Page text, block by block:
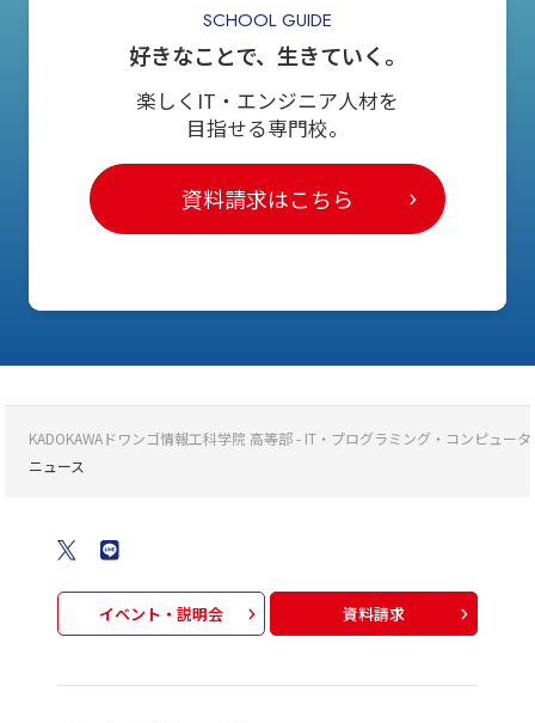
SCHOOL GUIDE
好きなことで、生きていく。
楽しくIT・エンジニア人材を
目指せる専門校。
資料請求はこちら
KADOKAWAドワンゴ情報工科学院 高等部 - IT・プログラミング・コンピュー
ニュース
イベント・説明会 資料請求